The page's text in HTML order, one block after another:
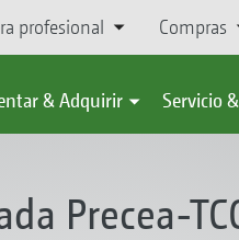
profesional Compras
& Adquirir Servicio
Precea-